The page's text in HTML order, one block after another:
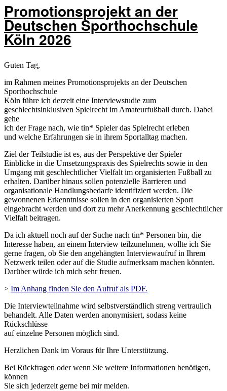
Promotionsprojekt an der
Deutschen Sporthochschule
Köln 2026
Guten Tag,
im Rahmen meines Promotionsprojekts an der Deutschen
Sporthochschule
Köln führe ich derzeit eine Interviewstudie zum
geschlechtsinklusiven Spielrecht im Amateurfußball durch. Dabei
gehe
ich der Frage nach, wie tin* Spieler das Spielrecht erleben
und welche Erfahrungen sie in ihrem Sportalltag machen.
Ziel der Teilstudie ist es, aus der Perspektive der Spieler
Einblicke in die Umsetzungspraxis des Spielrechts sowie in den
Umgang mit geschlechtlicher Vielfalt im organisierten Fußball zu
erhalten. Darüber hinaus sollen potenzielle Barrieren und
organisationale Handlungsbedarfe identifiziert werden. Die
gewonnenen Erkenntnisse sollen in den organisierten Sport
eingebracht werden und dort zu mehr Anerkennung geschlechtlicher
Vielfalt beitragen.
Da ich aktuell noch auf der Suche nach tin* Personen bin, die
Interesse haben, an einem Interview teilzunehmen, wollte ich Sie
gerne fragen, ob Sie den angehängten Interviewaufruf in Ihrem
Netzwerk teilen oder auf die Studie aufmerksam machen könnten.
Darüber würde ich mich sehr freuen.
> Im Anhang finden Sie den Aufruf als PDF.
Die Interviewteilnahme wird selbstverständlich streng vertraulich
behandelt. Alle Daten werden anonymisiert, sodass keine
Rückschlüsse
auf einzelne Personen möglich sind.
Herzlichen Dank im Voraus für Ihre Unterstützung.
Bei Rückfragen oder wenn Sie weitere Informationen benötigen,
können
Sie sich jederzeit gerne bei mir melden.